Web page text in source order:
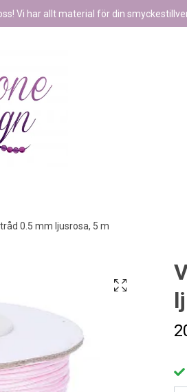
Vi har allt material för din
0.5 mm ljusrosa, 5 m